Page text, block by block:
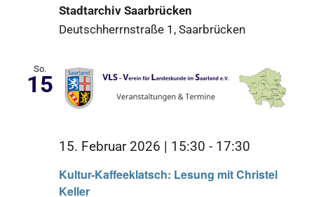
Stadtarchiv Saarbrücken
Deutschherrnstraße 1, Saarbrücken
So.
15
Kultur-Kaffeeklatsch: Lesung mit Christel
Keller
15. Februar 2026 | 15:30 - 17:30